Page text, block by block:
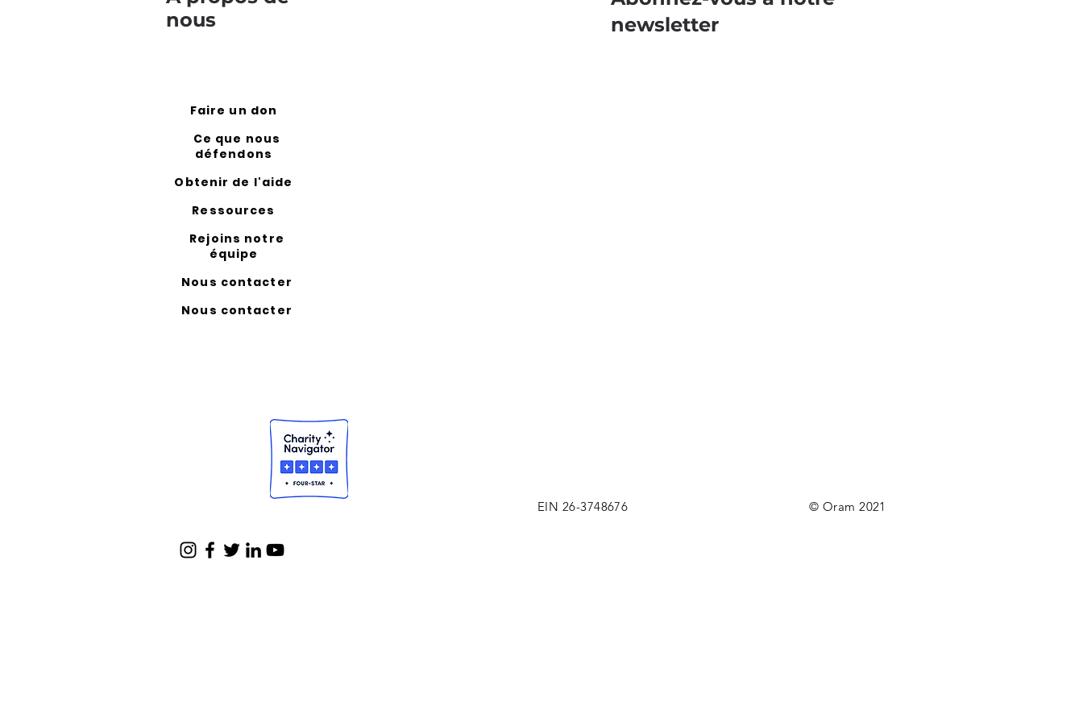
nous
Faire un don
Ce que nous
défendons
Obtenir de l'aide
Ressources
Rejoins notre
équipe
Nous contacter
Nous contacter
newsletter
EIN 26-3748676 © Oram 2021